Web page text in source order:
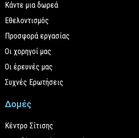
Κάντε μια δωρεά
Εθελοντισμός
Προσφορά εργασίας
Οι χορηγοί μας
Οι έρευνές μας
Συχνές Ερωτήσεις
Δομές
Κέντρο Σίτισης